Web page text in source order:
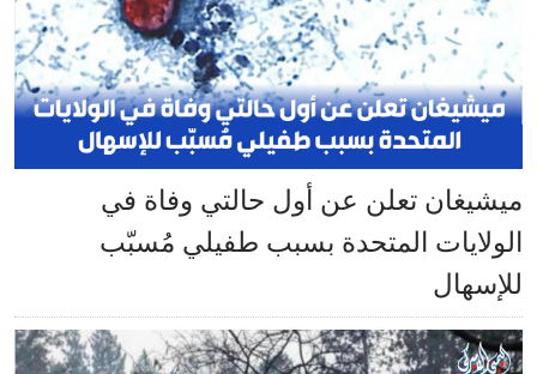
ميشيغان تعلن عن أول حالتي وفاة في
الولايات المتحدة بسبب طفيلي مُسبّب
للإسهال